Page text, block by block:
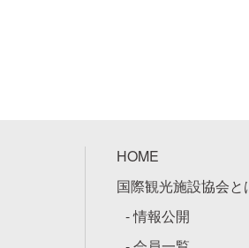
HOME
国際観光施設協会と
- 情報公開